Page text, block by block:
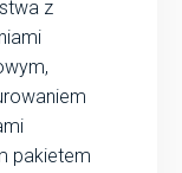
z
pakietem